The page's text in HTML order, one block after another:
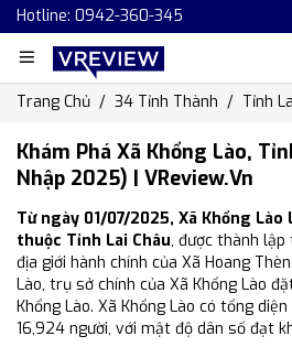
Hotline: 0942-360-345
Trang Chủ 34 Tỉnh Thành Tỉnh
Khám Phá Xã Khổng Lào,
Nhập 2025) | VReview.vn
Từ ngày 01/07/2025, Xã Khổng
thuộc Tỉnh Lai Châu, được thành
địa giới hành chính của Xã Hoang
Lào, trụ sở chính của Xã Khổng Lào
Khổng Lào. Xã Khổng Lào có tổng
16,924 người, với mật độ dân số đạt